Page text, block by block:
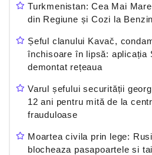
Turkmenistan: Cea Mai
din Regiune și Cozi la
Șeful clanului Kavač,
închisoare în lipsă: aplicația
demontat rețeaua
Varul șefului securității
12 ani pentru mită de la
frauduloase
Moartea civila prin lege:
blocheaza pasapoartele si